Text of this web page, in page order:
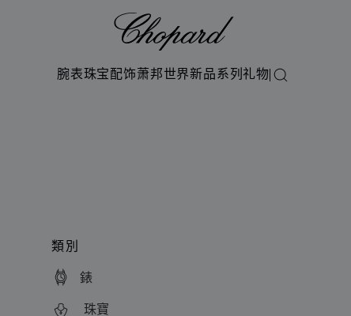
腕表珠宝配饰萧邦世界新品系列礼物搜索
類別
錶
珠寶